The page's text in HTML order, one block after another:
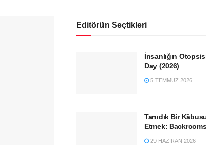
Editörün Seçtikleri
İnsanlığın
Day (2026)
5 TEMMUZ 2026
Tanıdık Bir
Etmek:
29 HAZIRAN 2026